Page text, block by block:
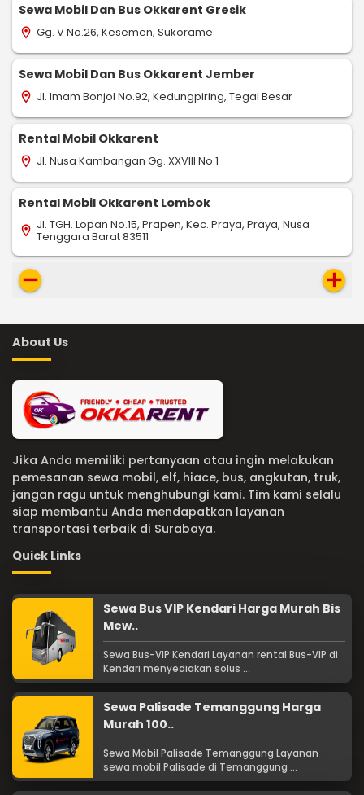
Sewa Mobil Dan Bus Okkarent Gresik
location_on Gg. V No.26, Kesemen, Sukorame
Sewa Mobil Dan Bus Okkarent Jember
location_on Jl. Imam Bonjol No.92, Kedungpiring, Tegal Besar
Rental Mobil Okkarent
location_on Jl. Nusa Kambangan Gg. XXVIII No.1
Rental Mobil Okkarent Lombok
location_on Jl. TGH. Lopan No.15, Prapen, Kec. Praya, Praya, Nusa
Tenggara Barat 83511
remove add
About Us
Jika Anda memiliki pertanyaan atau ingin melakukan
pemesanan sewa mobil, elf, hiace, bus, angkutan, truk,
jangan ragu untuk menghubungi kami. Tim kami selalu
siap membantu Anda mendapatkan layanan
transportasi terbaik di Surabaya.
Quick Links
Sewa Bus VIP Kendari Harga Murah Bis
Mew..
Sewa Bus-VIP Kendari Layanan rental Bus-VIP di
Kendari menyediakan solus ...
Sewa Palisade Temanggung Harga
Murah 100..
Sewa Mobil Palisade Temanggung Layanan
sewa mobil Palisade di Temanggung ...